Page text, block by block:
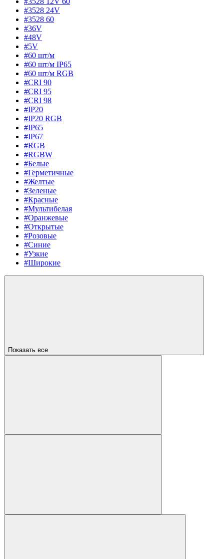
#3528 24V
#3528 60
#36V
#48V
#5V
#60 шт/м
#60 шт/м IP65
#60 шт/м RGB
#CRI 90
#CRI 95
#CRI 98
#IP20
#IP20 RGB
#IP65
#IP67
#RGB
#RGBW
#Белые
#Герметичные
#Желтые
#Зеленые
#Красные
#Мультибелая
#Оранжевые
#Открытые
#Розовые
#Синие
#Узкие
#Широкие
Показать все